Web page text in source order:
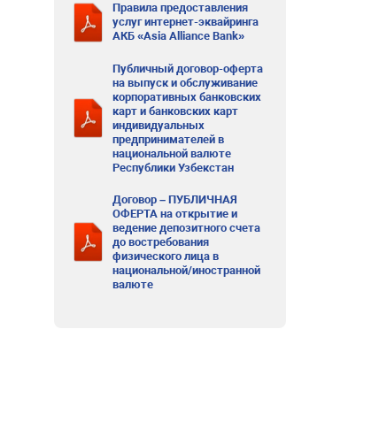
Правила предоставления
услуг интернет-эквайринга
АКБ «Asia Alliance Bank»
Публичный договор-оферта
на выпуск и обслуживание
корпоративных банковских
карт и банковских карт
индивидуальных
предпринимателей в
национальной валюте
Республики Узбекстан
Договор – ПУБЛИЧНАЯ
ОФЕРТА на открытие и
ведение депозитного счета
до востребования
физического лица в
национальной/иностранной
валюте